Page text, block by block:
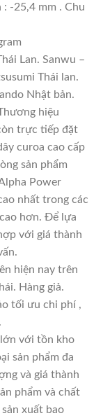
-25,4 mm . Chu
Lan. Sanwu –
Thái lan.
Nhật bản.
hiệu
trực tiếp đặt
curoa cao cấp
sản phẩm
Power
nhất trong các
hơn. Để lựa
với giá thành
hiện nay trên
Hàng giả.
tối ưu chi phí ,
với tồn kho
sản phẩm đa
và giá thành
phẩm và chất
xuất bao